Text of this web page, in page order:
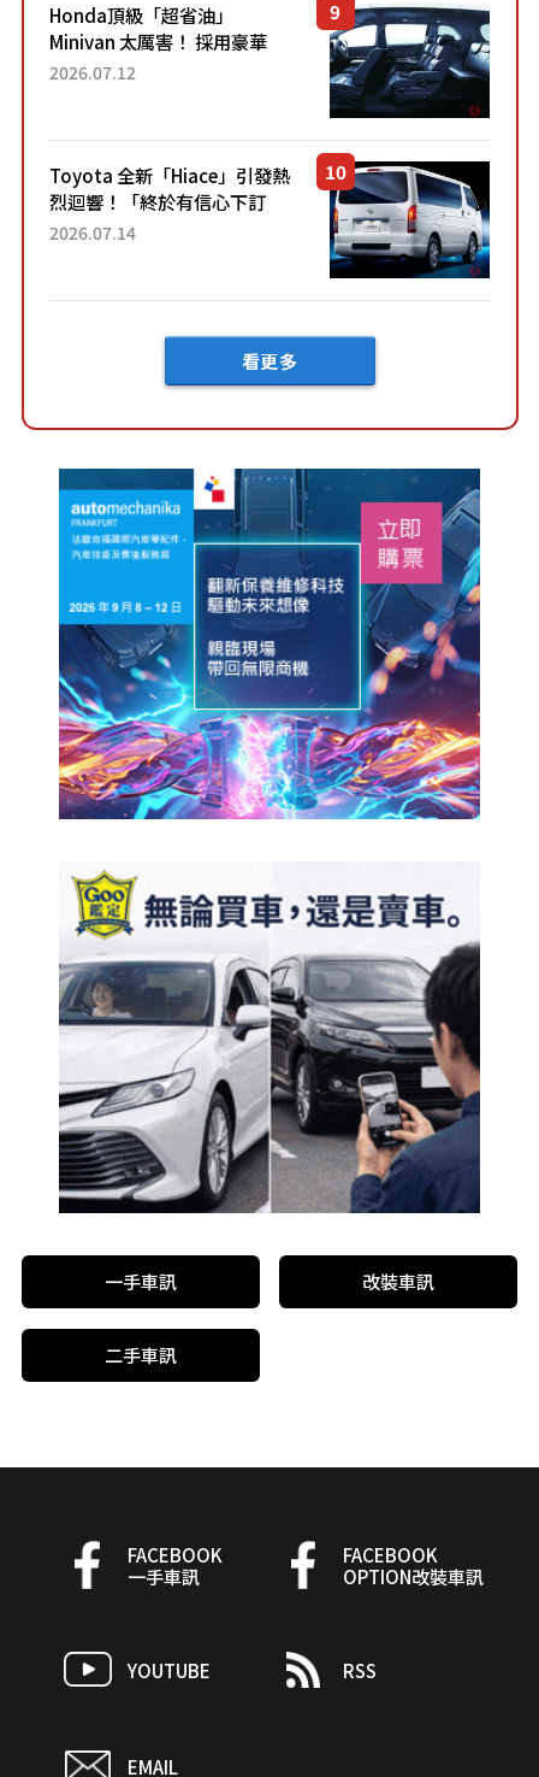
Honda頂級「超省油」
Minivan 太厲害！ 採用豪華
「真皮座椅」與專屬「黑色內
「三...
2026.07.12
Toyota 全新「Hiace」引發熱
烈迴響！「終於有信心下訂
了！」「哪個等級交車最
車？...
2026.07.14
看更多
一手車訊 改裝車訊
二手車訊
FACEBOOK
一手車訊
FACEBOOK
OPTION改裝車訊
YOUTUBE RSS
EMAIL